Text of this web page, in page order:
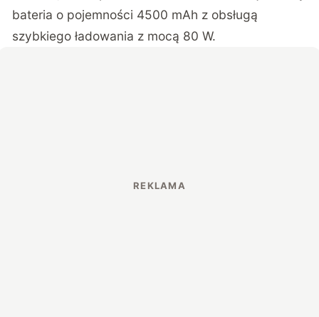
bateria o pojemności 4500 mAh z obsługą
szybkiego ładowania z mocą 80 W.